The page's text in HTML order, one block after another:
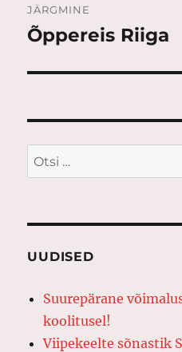
JÄRGMINE
Järgmine
Õppereis Riiga
Otsi:
UUDISED
Suurepärane
koolitusel!
Viipekeelte sõnastik